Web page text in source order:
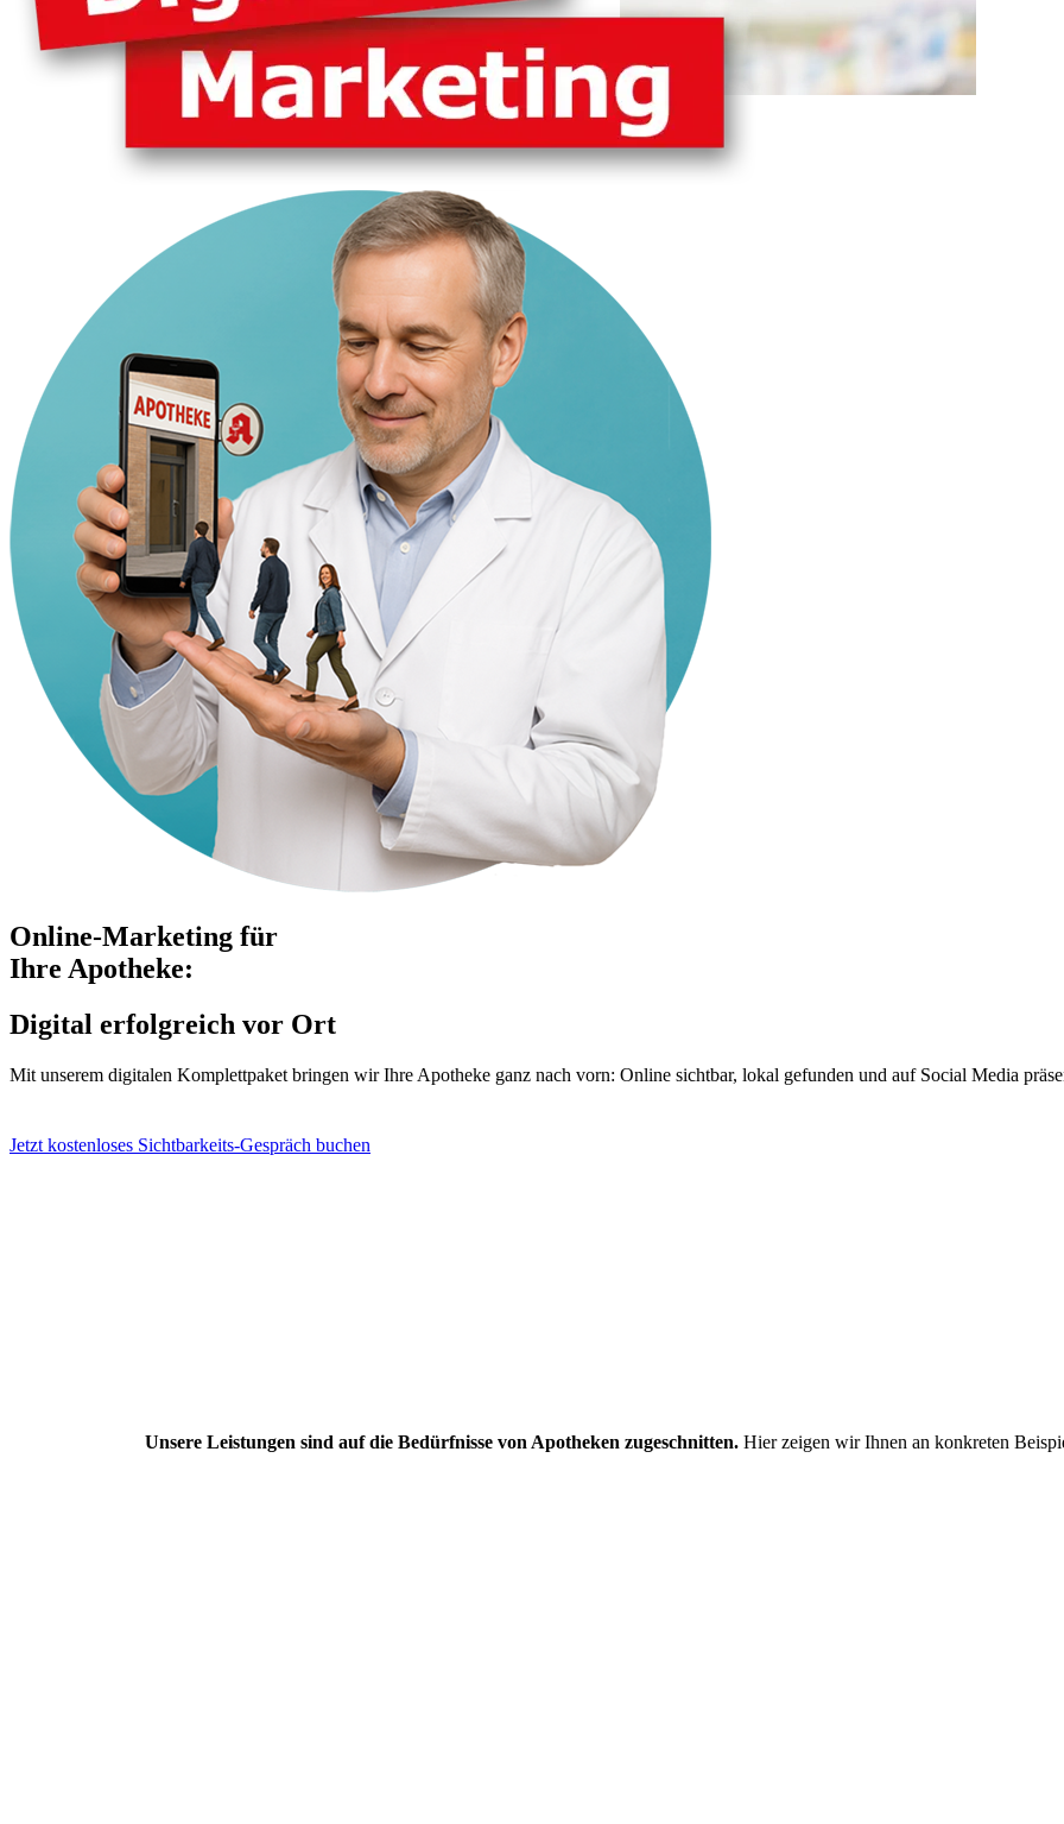
Online-Marketing für
Ihre Apotheke:
Digital erfolgreich vor Ort
Mit unserem digitalen Komplettpaket bringen wir Ihre Apotheke ganz nach vorn: Online sichtbar, lokal gefunden und auf Social Media
Jetzt kostenloses Sichtbarkeits-Gespräch buchen
Unsere Leistungen sind auf die Bedürfnisse von Apotheken zugeschnitten. Hier zeigen wir Ihnen an konkreten